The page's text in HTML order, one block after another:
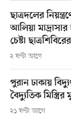
ছাত্রদলের
আলিয়া
চেষ্টা ছাত্রশিবিরের
২ ঘণ্টা আগে
পুরান ঢাকায়
বৈদ্যুতিক মিস্ত্রির
২১ ঘণ্টা আগে